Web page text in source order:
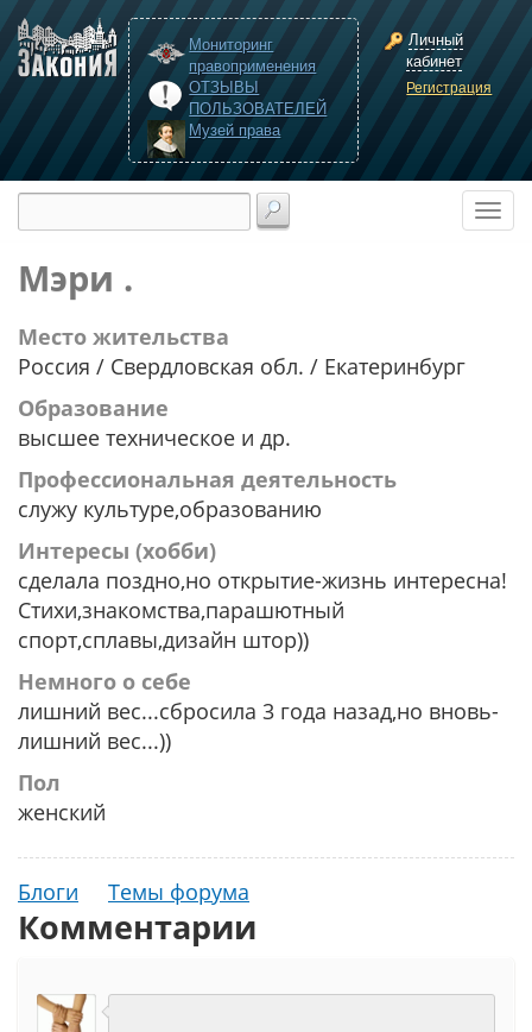
Мониторинг
правоприменения
ОТЗЫВЫ
ПОЛЬЗОВАТЕЛЕЙ
Музей права
Личный
кабинет
Регистрация
Мэри .
Место жительства
Россия / Свердловская обл. / Екатеринбург
Образование
высшее техническое и др.
Профессиональная деятельность
служу культуре,образованию
Интересы (хобби)
сделала поздно,но открытие-жизнь интересна!
Стихи,знакомства,парашютный
спорт,сплавы,дизайн штор))
Немного о себе
лишний вес...сбросила 3 года назад,но вновь-
лишний вес...))
Пол
женский
Блоги Темы форума
Комментарии